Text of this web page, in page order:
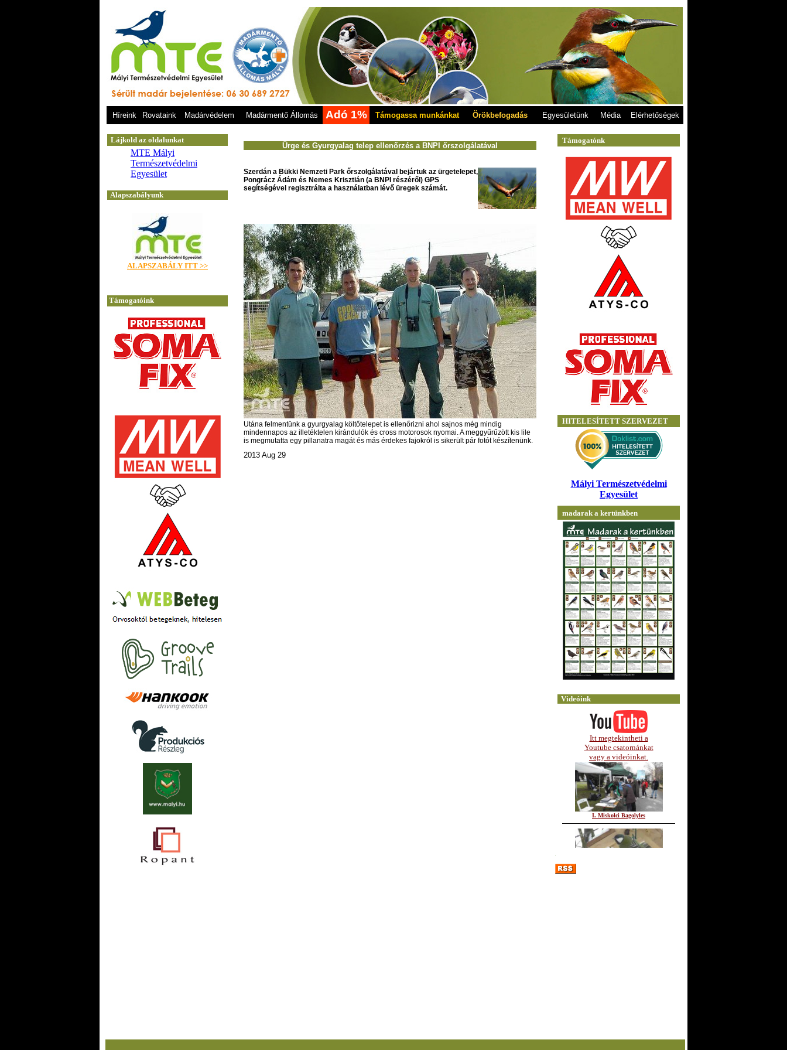
Híreink Rovataink Madárvédelem Madármentő Állomás Adó 1% Támogassa munkánkat Örökbefogadás Egyesületünk Média Elérhetőségek
Ürge és Gyurgyalag telep ellenőrzés a BNPI őrszolgálatával
Szerdán a Bükki Nemzeti Park őrszolgálatával bejártuk az ürgetelepet,
Pongrácz Ádám és Nemes Krisztián (a BNPI részéről) GPS
segítségével regisztrálta a használatban lévő üregek számát.
Utána felmentünk a gyurgyalag költőtelepet is ellenőrizni ahol sajnos még mindig
mindennapos az illetéktelen kirándulók és cross motorosok nyomai. A meggyűrűzött kis lile
is megmutatta egy pillanatra magát és más érdekes fajokról is sikerült pár fotót készítenünk.
2013 Aug 29